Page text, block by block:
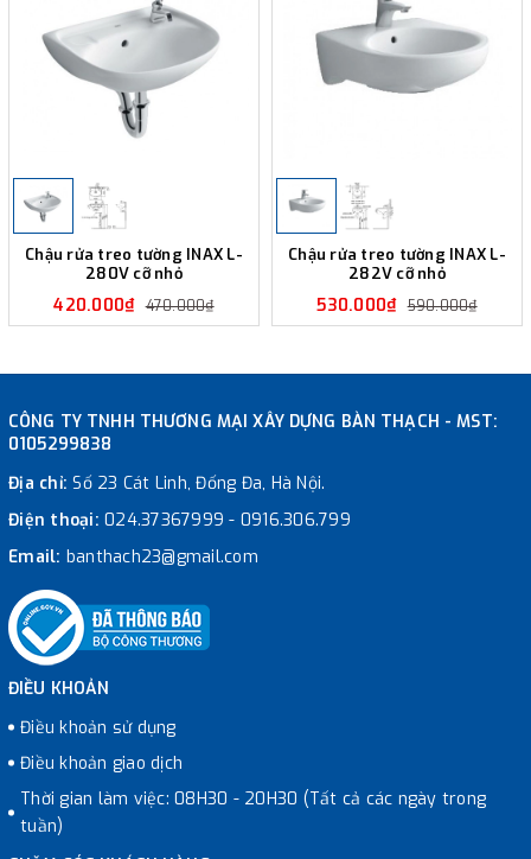
Chậu rửa treo tường INAX L-
280V cỡ nhỏ
420.000₫ 470.000₫
Chậu rửa treo tường INAX L-
282V cỡ nhỏ
530.000₫ 590.000₫
CÔNG TY TNHH THƯƠNG MẠI XÂY DỰNG BÀN THẠCH - MST:
0105299838
Địa chỉ:Số 23 Cát Linh, Đống Đa, Hà Nội.
Điện thoại: 024.37367999 - 0916.306.799
Email: banthach23@gmail.com
ĐIỀU KHOẢN
Điều khoản sử dụng
Điều khoản giao dịch
Thời gian làm việc: 08H30 - 20H30 (Tất cả các ngày trong
tuần)